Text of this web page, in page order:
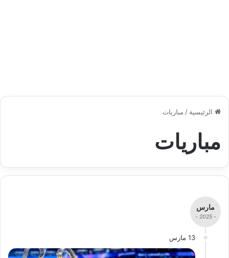
الرئيسية / مباريات
مباريات
مارس
- 2025 -
13 مارس